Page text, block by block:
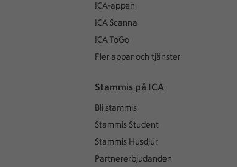
ICA-appen
ICA Scanna
ICA ToGo
Fler appar och tjänster
Stammis på ICA
Bli stammis
Stammis Student
Stammis Husdjur
Partnererbjudanden